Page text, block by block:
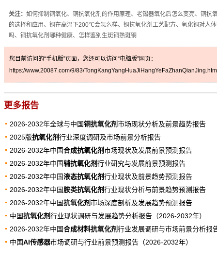
关注： 如何抑制铜氧化、铜抗氧化剂的作用原理、老锡器氧化后怎么变亮、铜抗
的选择和应用、铜在高温下200℃会怎么样、铜抗氧化剂工艺配方、氧化铜对人
吗、铜抗氧化剂哪种健康、怎样鉴别生斑铜熟斑铜
您目前访问的“手机版”页面，您还可以访问“电脑版”网页：
https://www.20087.com/9/83/
更多报告
2026-2032年全球与中国铜抗氧化剂市场现状分析及前景趋势报告
2025版抗氧化剂行业深度调研及市场前景分析报告
2026-2032年中国合成抗氧化剂市场现状及发展前景预测报告
2026-2032年中国辅抗氧化剂行业研究与发展前景预测报告
2026-2032年中国液态抗氧化剂行业现状及前景趋势预测报告
2026-2032年中国胺类抗氧化剂行业现状分析与前景趋势预测报告
2026-2032年中国抗氧化剂市场深度剖析及发展趋势预测报告
中国抗氧化剂行业现状调研与发展趋势分析报告（2026-2032年）
2026-2032年中国合成材料抗氧化剂行业发展调研与市场前景分析报
中国AI传感器市场调研与行业前景预测报告（2026-2032年）